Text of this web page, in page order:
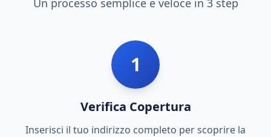
Un processo semplice e veloce in 3 step
1
Verifica Copertura
Inserisci il tuo indirizzo completo per scoprire la